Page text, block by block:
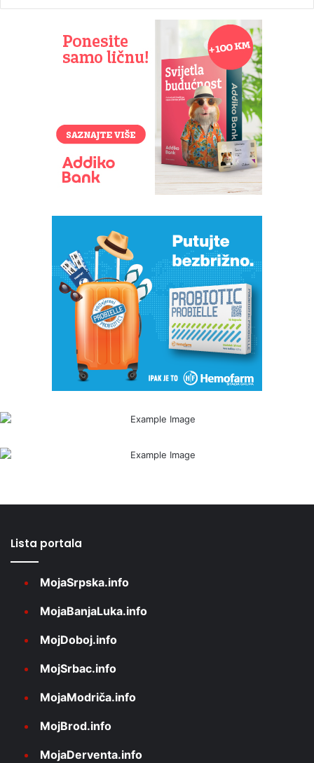
Lista portala
MojaSrpska.info
MojaBanjaLuka.info
MojDoboj.info
MojSrbac.info
MojaModriča.info
MojBrod.info
MojaDerventa.info